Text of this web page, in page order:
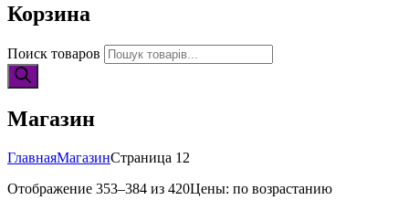
Корзина
Поиск товаров
Магазин
ГлавнаяМагазинСтраница 12
Отображение 353–384 из 420Цены: по возрастанию